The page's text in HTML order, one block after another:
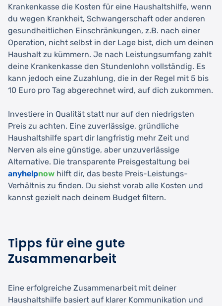
Krankenkasse die Kosten für eine Haushaltshilfe, wenn
du wegen Krankheit, Schwangerschaft oder anderen
gesundheitlichen Einschränkungen, z.B. nach einer
Operation, nicht selbst in der Lage bist, dich um deinen
Haushalt zu kümmern. Je nach Leistungsumfang zahlt
deine Krankenkasse den Stundenlohn vollständig. Es
kann jedoch eine Zuzahlung, die in der Regel mit 5 bis
10 Euro pro Tag abgerechnet wird, auf dich zukommen.
Investiere in Qualität statt nur auf den niedrigsten
Preis zu achten. Eine zuverlässige, gründliche
Haushaltshilfe spart dir langfristig mehr Zeit und
Nerven als eine günstige, aber unzuverlässige
Alternative. Die transparente Preisgestaltung bei
anyhelpnow hilft dir, das beste Preis-Leistungs-
Verhältnis zu finden. Du siehst vorab alle Kosten und
kannst gezielt nach deinem Budget filtern.
Tipps für eine gute
Zusammenarbeit
Eine erfolgreiche Zusammenarbeit mit deiner
Haushaltshilfe basiert auf klarer Kommunikation und